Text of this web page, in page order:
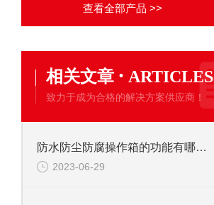
查看全部产品 >>
相关文章 · ARTICLES
致力于成为合格的解决方案供应商！
防水防尘防腐操作箱的功能有哪些？
2023-06-29